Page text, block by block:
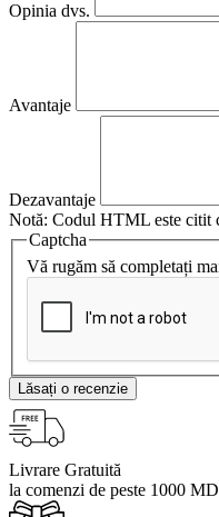
Opinia dvs.
Avantaje
Dezavantaje
Notă: Codul HTML este citit
Captcha
Vă rugăm să completați
Lăsați o recenzie
Livrare Gratuită
la comenzi de peste 1000